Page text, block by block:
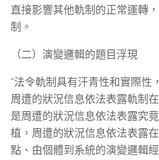
直接影響其他軌制的正常運轉
制。
（二）演變邏輯的題目浮現
“法令軌制具有汗青性和實際性
周遭的狀況信息依法表露軌制
是周遭的狀況信息依法表露究
植，周遭的狀況信息依法表露
點、由個體到系統的演變邏輯